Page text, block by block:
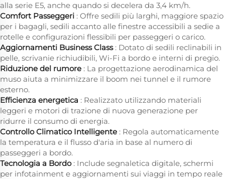
alla serie E5, anche quando si decelera da 3,4 km/h.
Comfort Passeggeri : Offre sedili più larghi, maggiore spazio
per i bagagli, sedili accanto alle finestre accessibili a sedie a
rotelle e configurazioni flessibili per passeggeri o carico.
Aggiornamenti Business Class : Dotato di sedili reclinabili in
pelle, scrivanie richiudibili, Wi-Fi a bordo e interni di pregio.
Riduzione del rumore : La progettazione aerodinamica del
muso aiuta a minimizzare il boom nei tunnel e il rumore
esterno.
Efficienza energetica : Realizzato utilizzando materiali
leggeri e motori di trazione di nuova generazione per
ridurre il consumo di energia.
Controllo Climatico Intelligente : Regola automaticamente
la temperatura e il flusso d'aria in base al numero di
passeggeri a bordo.
Tecnologia a Bordo : Include segnaletica digitale, schermi
per infotainment e aggiornamenti sui viaggi in tempo reale